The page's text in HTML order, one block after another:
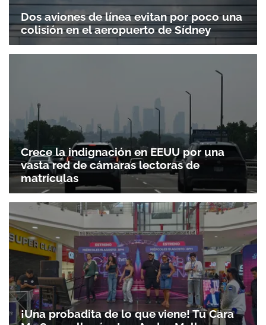
Dos aviones de línea evitan por poco una
colisión en el aeropuerto de Sídney
Crece la indignación en EEUU por una
vasta red de cámaras lectoras de
matrículas
¡Una probadita de lo que viene! Tu Cara